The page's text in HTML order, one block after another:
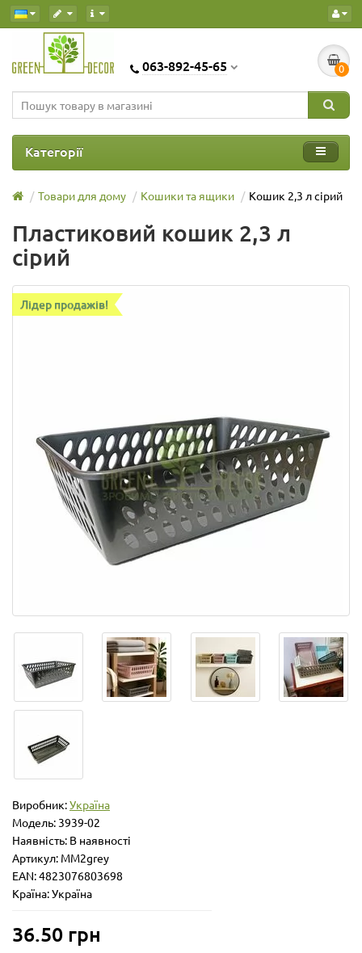
063-892-45-65 0
Категорії
Товари для дому Кошики та ящики Кошик 2,3 л сірий
Пластиковий кошик 2,3 л
сірий
Лідер продажів!
Виробник:Україна
Модель: 3939-02
Наявність: В наявності
Артикул: MM2grey
EAN: 4823076803698
Країна: Україна
36.50 грн